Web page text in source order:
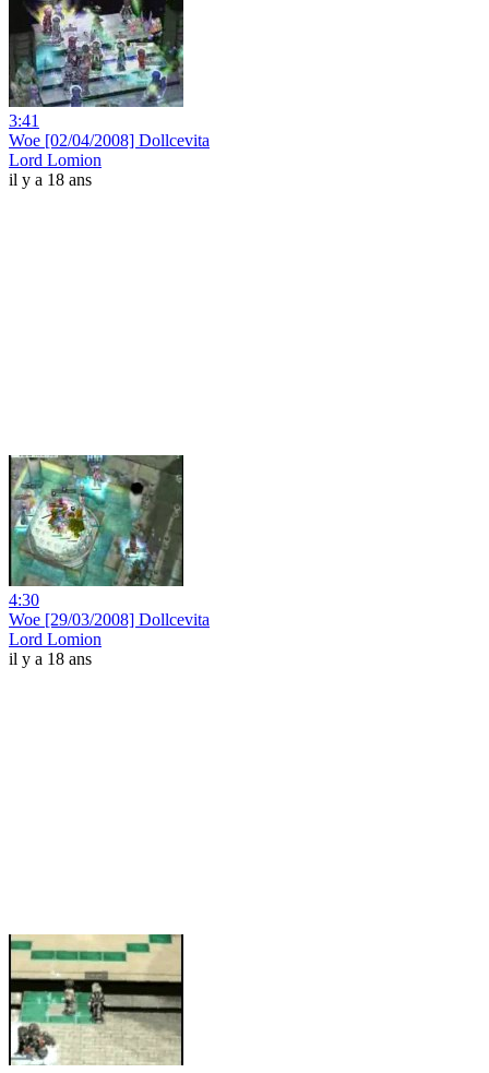
3:41
Woe [02/04/2008] Dollcevita
Lord Lomion
il y a 18 ans
4:30
Woe [29/03/2008] Dollcevita
Lord Lomion
il y a 18 ans